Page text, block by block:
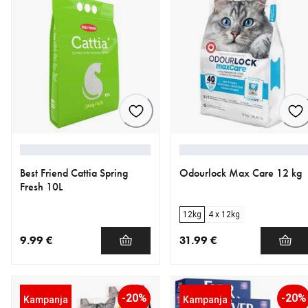
Best Friend Cattia Spring
Fresh 10L
9.99 €
Odourlock Max Care 12 kg
12kg 4 x 12kg
31.99 €
Kampanja -20% Kampanja -20%